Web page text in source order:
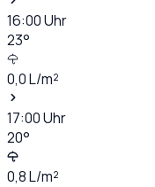
16:00Uhr
23°
0,0L/m²
17:00Uhr
20°
0,8L/m²